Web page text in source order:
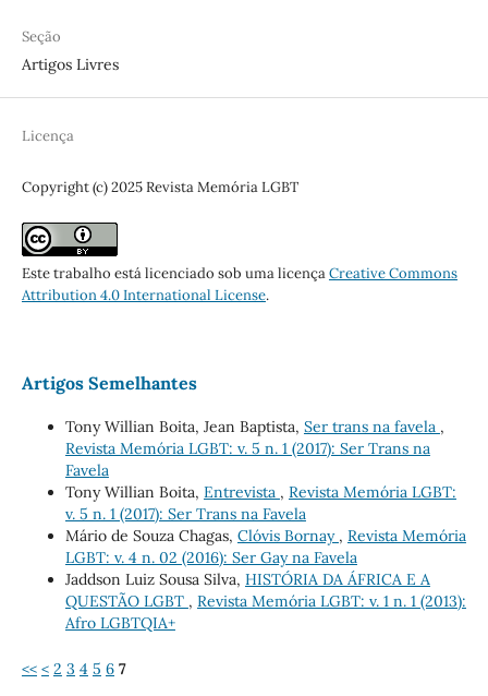
Seção
Artigos Livres
Licença
Copyright (c) 2025 Revista Memória LGBT
Este trabalho está licenciado sob uma licençaCreative Commons
Attribution 4.0 International License.
Artigos Semelhantes
Tony Willian Boita, Jean Baptista, Ser trans na favela ,
Revista Memória LGBT: v. 5 n. 1 (2017): Ser Trans na
Favela
Tony Willian Boita, Entrevista , Revista Memória LGBT:
v. 5 n. 1 (2017): Ser Trans na Favela
Mário de Souza Chagas, Clóvis Bornay , Revista Memória
LGBT: v. 4 n. 02 (2016): Ser Gay na Favela
Jaddson Luiz Sousa Silva, HISTÓRIA DA ÁFRICA E A
QUESTÃO LGBT , Revista Memória LGBT: v. 1 n. 1 (2013):
Afro LGBTQIA+
<< < 2 3 4 5 6 7